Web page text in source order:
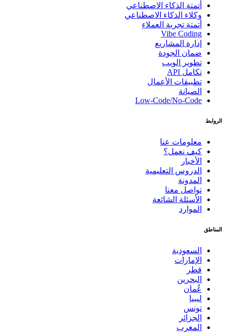
أتمتة الذكاء الاصطناعي
وكلاء الذكاء الاصطناعي
أتمتة تجربة العملاء
Vibe Coding
إدارة المشاريع
ضمان الجودة
تطوير الويب
تكامل API
تطبيقات الأعمال
الصيانة
Low-Code/No-Code
الروابط
معلومات عنا
كيف نعمل؟
الأخبار
الدروس التعليمية
المدونة
تواصل معنا
الأسئلة الشائعة
الموارد
المناطق
السعودية
الإمارات
قطر
البحرين
عُمان
ليبيا
تونس
الجزائر
المغرب